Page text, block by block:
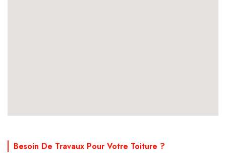
Besoin De Travaux Pour Votre Toiture ?